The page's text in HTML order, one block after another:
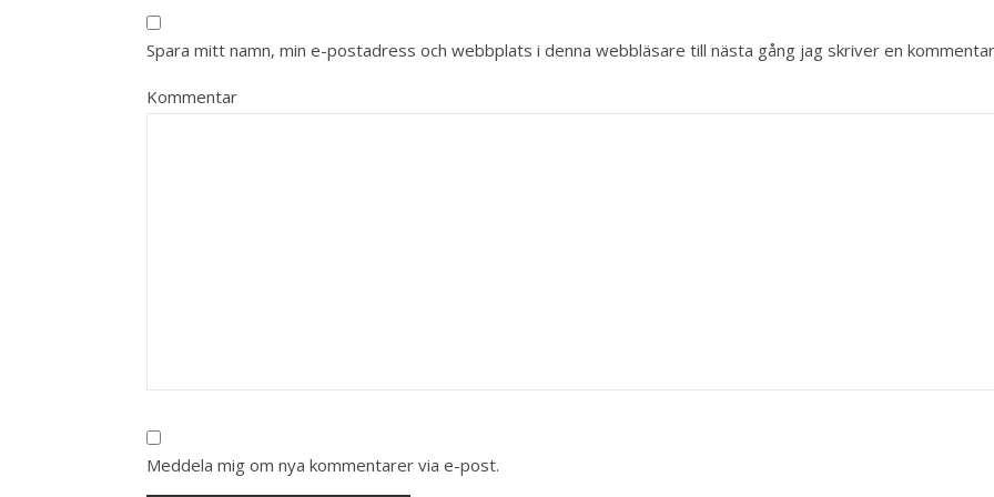
Spara mitt namn, min e-postadress och webbplats i denna webbläsare till nästa gång jag skriver en
Kommentar
Meddela mig om nya kommentarer via e-post.